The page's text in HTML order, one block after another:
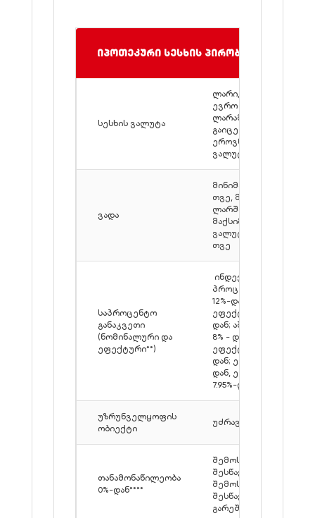
იპოთეკური სესხის პირობები
სესხის ვალუტა
ლარი, დოლარი,
ევრო (1,000,000
ლარამდე სესხები
გაიცემა მხოლოდ
ეროვნულ
ვალუტაში)
ვადა
მინიმალური - 6
თვე, მაქსიმალური
ლარში - 240 თვე,
მაქსიმალური
ვალუტაში - 120
თვე
საპროცენტო
განაკვეთი
(ნომინალური და
ეფექტური**)
ინდექსირებული**
პროცენტი: ლარი
12%-დან,
ეფექტური 12,9%-
დან; აშშ დოლარი
8% - დან,
ეფექტური 8.8%-
დან; ევრო 7.5%-
დან, ეფექტური
7.95%-დან
უზრუნველყოფის
ობიექტი
უძრავი ქონება
თანამონაწილეობა
0%-დან****
შემოსავლის
შესწავლით /
შემოსავლების
შესწავლის
გარეშე